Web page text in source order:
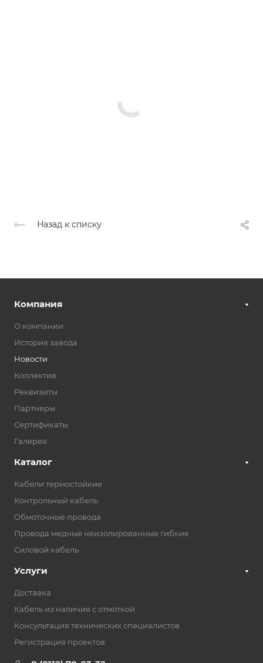
Назад к списку
Компания
О компании
История завода
Новости
Коллектив
Реквизиты
Партнеры
Сертификаты
Галерея
Каталог
Кабели термостойкие
Контрольный кабель
Обмоточные провода
Провода медные неизолированные гибкие
Силовой кабель
Услуги
Доставка
Кабель из наличия с отмоткой
Консультация технических специалистов
Регистрация проектов